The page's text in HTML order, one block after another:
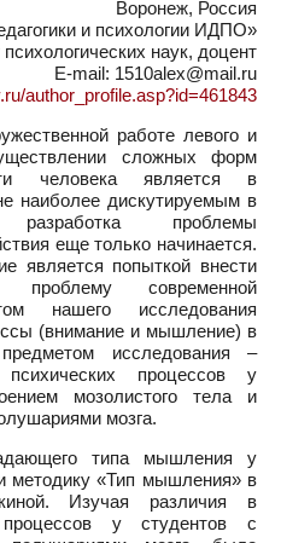
Воронеж, Россия
и психологии ИДПО»
наук, доцент
E-mail: 1510alex@mail.ru
author_profile.asp?id=461843
работе левого и
сложных форм
человека является в
наиболее дискутируемым в
проблемы
еще только начинается.
является попыткой внести
современной
нашего исследования
(внимание и мышление) в
исследования –
процессов у
мозолистого тела и
мозга.
типа мышления у
методику «Тип мышления» в
Изучая различия в
процессов у студентов с